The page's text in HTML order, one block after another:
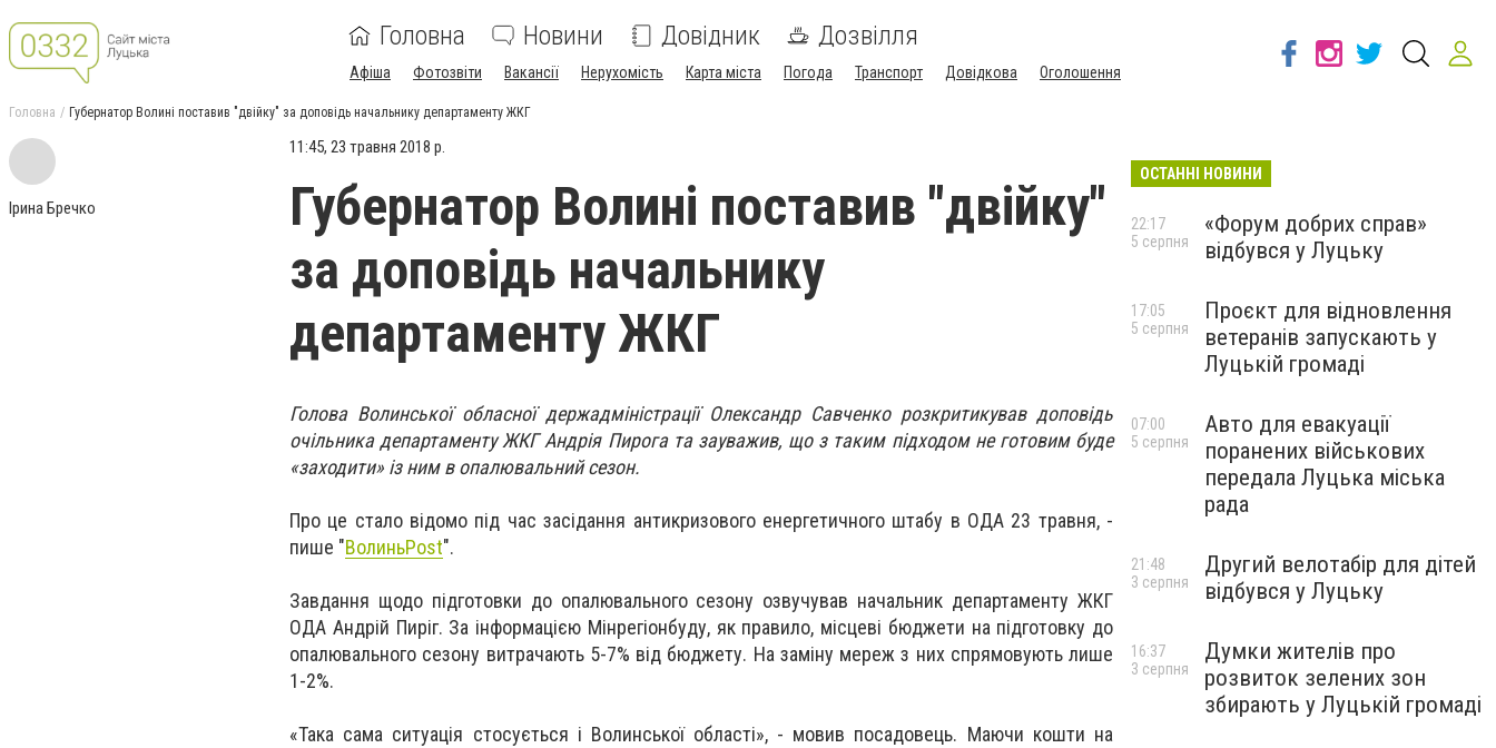
Головна Новини Довідник Дозвілля
Афіша Фотозвіти Вакансії Нерухомість Карта міста Погода Транспорт Довідкова Оголошення
Головна Губернатор Волині поставив "двійку" за доповідь начальнику департаменту ЖКГ
Ірина Бречко
11:45, 23 травня 2018 р.
Губернатор Волині поставив "двійку"
за доповідь начальнику
департаменту ЖКГ
Голова Волинської обласної держадміністрації Олександр Савченко розкритикував доповідь
очільника департаменту ЖКГ Андрія Пирога та зауважив, що з таким підходом не готовим буде
«заходити» із ним в опалювальний сезон.
Про це стало відомо під час засідання антикризового енергетичного штабу в ОДА 23 травня, -
пише "ВолиньPost".
Завдання щодо підготовки до опалювального сезону озвучував начальник департаменту ЖКГ
ОДА Андрій Пиріг. За інформацією Мінрегіонбуду, як правило, місцеві бюджети на підготовку до
опалювального сезону витрачають 5-7% від бюджету. На заміну мереж з них спрямовують лише
1-2%.
«Така сама ситуація стосується і Волинської області», - мовив посадовець. Маючи кошти на
ОСТАННІ НОВИНИ
«Форум добрих справ»
відбувся у Луцьку
22:17
5 серпня
Проєкт для відновлення
ветеранів запускають у
Луцькій громаді
17:05
5 серпня
Авто для евакуації
поранених військових
передала Луцька міська
рада
07:00
5 серпня
Другий велотабір для дітей
відбувся у Луцьку
21:48
3 серпня
Думки жителів про
розвиток зелених зон
збирають у Луцькій громаді
16:37
3 серпня